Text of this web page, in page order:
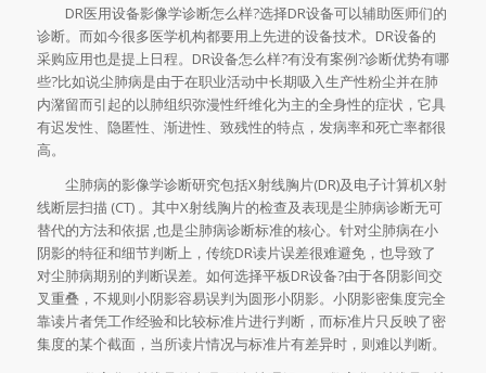
DR医用设备影像学诊断怎么样?选择DR设备可以辅助医师们的
诊断。而如今很多医学机构都要用上先进的设备技术。DR设备的
采购应用也是提上日程。DR设备怎么样?有没有案例?诊断优势有哪
些?比如说尘肺病是由于在职业活动中长期吸入生产性粉尘并在肺
内潴留而引起的以肺组织弥漫性纤维化为主的全身性的症状，它具
有迟发性、隐匿性、渐进性、致残性的特点，发病率和死亡率都很
高。
尘肺病的影像学诊断研究包括X射线胸片(DR)及电子计算机X射
线断层扫描 (CT) 。其中X射线胸片的检查及表现是尘肺病诊断无可
替代的方法和依据 ,也是尘肺病诊断标准的核心。针对尘肺病在小
阴影的特征和细节判断上，传统DR读片误差很难避免，也导致了
对尘肺病期别的判断误差。如何选择平板DR设备?由于各阴影间交
叉重叠，不规则小阴影容易误判为圆形小阴影。小阴影密集度完全
靠读片者凭工作经验和比较标准片进行判断，而标准片只反映了密
集度的某个截面，当所读片情况与标准片有差异时，则难以判断。